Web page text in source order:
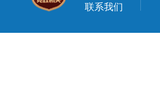
联系我们